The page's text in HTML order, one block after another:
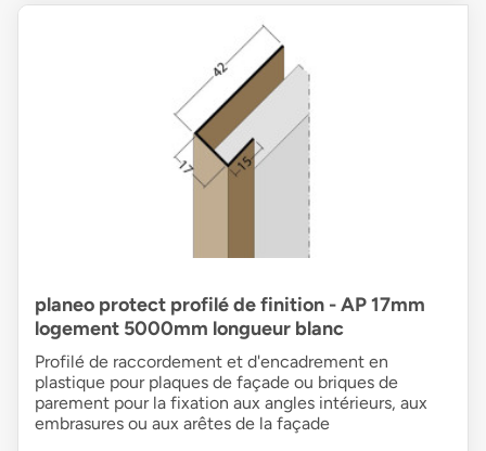
planeo protect profilé de finition - AP 17mm
logement 5000mm longueur blanc
Profilé de raccordement et d'encadrement en
plastique pour plaques de façade ou briques de
parement pour la fixation aux angles intérieurs, aux
embrasures ou aux arêtes de la façade